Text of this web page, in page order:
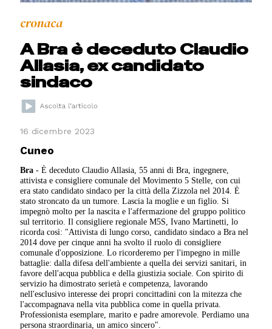
cronaca
A Bra è deceduto Claudio
Allasia, ex candidato
sindaco
16 dicembre 2023
Cuneo
Bra - È deceduto Claudio Allasia, 55 anni di Bra, ingegnere,
attivista e consigliere comunale del Movimento 5 Stelle, con cui
era stato candidato sindaco per la città della Zizzola nel 2014. È
stato stroncato da un tumore. Lascia la moglie e un figlio. Si
impegnò molto per la nascita e l'affermazione del gruppo politico
sul territorio. Il consigliere regionale M5S, Ivano Martinetti, lo
ricorda così: "Attivista di lungo corso, candidato sindaco a Bra nel
2014 dove per cinque anni ha svolto il ruolo di consigliere
comunale d'opposizione. Lo ricorderemo per l'impegno in mille
battaglie: dalla difesa dell'ambiente a quella dei servizi sanitari, in
favore dell'acqua pubblica e della giustizia sociale. Con spirito di
servizio ha dimostrato serietà e competenza, lavorando
nell'esclusivo interesse dei propri concittadini con la mitezza che
l'accompagnava nella vita pubblica come in quella privata.
Professionista esemplare, marito e padre amorevole. Perdiamo una
persona straordinaria, un amico sincero".